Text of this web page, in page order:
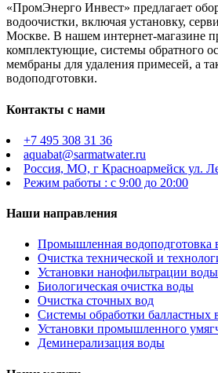
«ПромЭнерго Инвест» предлагает
водоочистки, включая установку,
Москве. В нашем интернет-магазине
комплектующие, системы обратного
мембраны для удаления примесей, а
водоподготовки.
Контакты с нами
+7 495 308 31 36
aquabat@sarmatwater.ru
Россия, МО, г Красноармейск ул.
Режим работы : с 9:00 до 20:00
Наши направления
Промышленная водоподготовка
Очистка технической и
Установки нанофильтрации воды
Биологическая очистка воды
Очистка сточных вод
Системы обработки балластных
Установки промышленного
Деминерализация воды